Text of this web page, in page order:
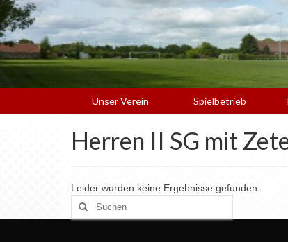
Unser Verein Spielbetrieb
Herren II SG mit
Leider wurden keine Ergebnisse gefunden.
Suchen
nach: